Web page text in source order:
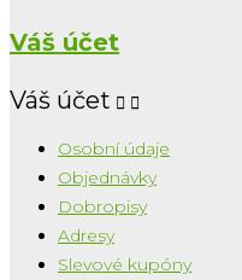
Váš účet
Váš účet  
Osobní údaje
Objednávky
Dobropisy
Adresy
Slevové kupóny